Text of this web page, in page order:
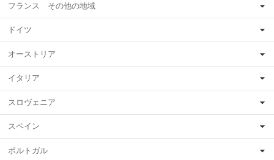
フランス その他の地域
ドイツ
オーストリア
イタリア
スロヴェニア
スペイン
ポルトガル